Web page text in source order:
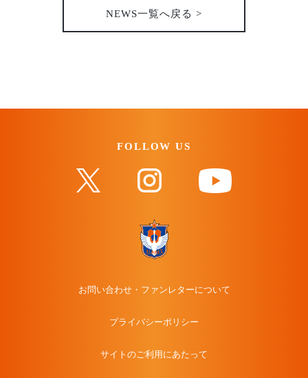
NEWS一覧へ戻る >
FOLLOW US
お問い合わせ・ファンレターについて
プライバシーポリシー
サイトのご利用にあたって